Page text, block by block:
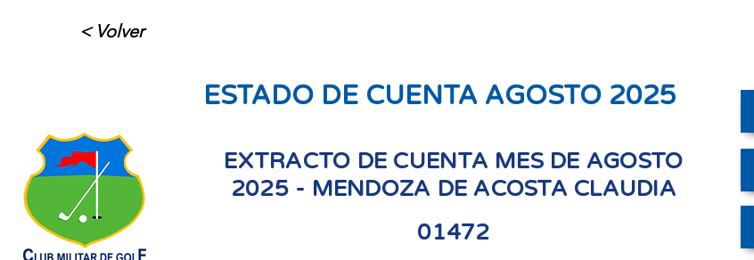
< Volver
ESTADO DE CUENTA AGOSTO 2025
EXTRACTO DE CUENTA MES DE AGOSTO
2025 - MENDOZA DE ACOSTA CLAUDIA
01472